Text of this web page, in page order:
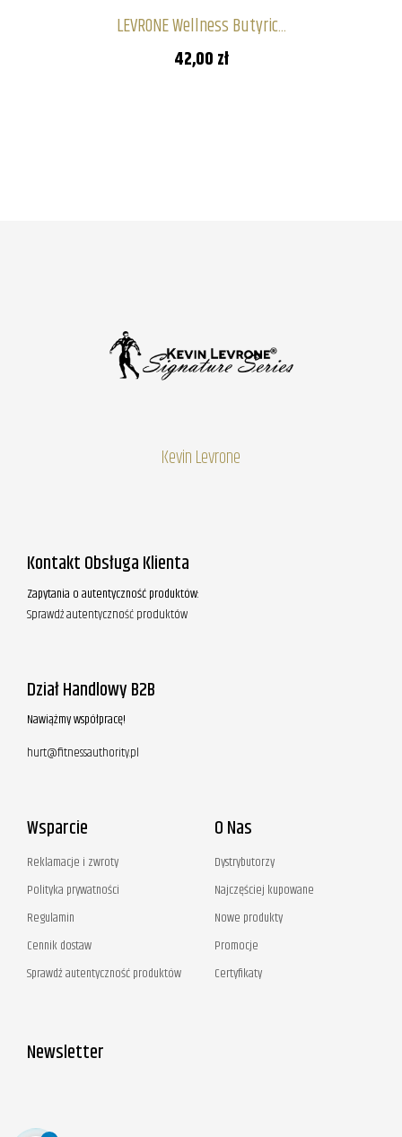
LEVRONE Wellness Butyric...
42,00 zł
Kevin Levrone
Kontakt Obsługa Klienta
Zapytania o autentyczność produktów:
Sprawdź autentyczność produktów
Dział Handlowy B2B
Nawiążmy współpracę!
hurt@fitnessauthority.pl
Wsparcie
Reklamacje i zwroty
Polityka prywatności
Regulamin
Cennik dostaw
Sprawdź autentyczność produktów
O Nas
Dystrybutorzy
Najczęściej kupowane
Nowe produkty
Promocje
Certyfikaty
Newsletter